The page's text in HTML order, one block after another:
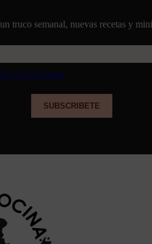
truco semanal, nuevas recetas y
de Privacidad